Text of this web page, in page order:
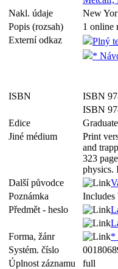
Nakl. údaje
New
Popis (rozsah)
1 online
Externí odkaz
Plný
*
ISBN
ISBN
ISBN
Edice
Jiné médium
Print
and
323
physics.
Další původce
Poznámka
Includes
Předmět - heslo
Forma, žánr
*
Systém. číslo
Úplnost záznamu
full